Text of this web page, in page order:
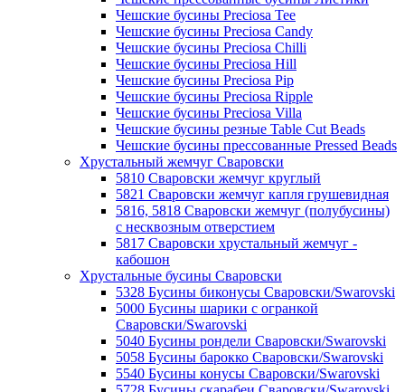
Чешские бусины Preciosa Tee
Чешские бусины Preciosa Candy
Чешские бусины Preciosa Chilli
Чешские бусины Preciosa Hill
Чешские бусины Preciosa Pip
Чешские бусины Preciosa Ripple
Чешские бусины Preciosa Villa
Чешские бусины резные Table Cut Beads
Чешские бусины прессованные Pressed Beads
Хрустальный жемчуг Сваровски
5810 Сваровски жемчуг круглый
5821 Сваровски жемчуг капля грушевидная
5816, 5818 Сваровски жемчуг (полубусины)
с несквозным отверстием
5817 Сваровски хрустальный жемчуг -
кабошон
Хрустальные бусины Сваровски
5328 Бусины биконусы Сваровски/Swarovski
5000 Бусины шарики с огранкой
Сваровски/Swarovski
5040 Бусины рондели Сваровски/Swarovski
5058 Бусины барокко Сваровски/Swarovski
5540 Бусины конусы Сваровски/Swarovski